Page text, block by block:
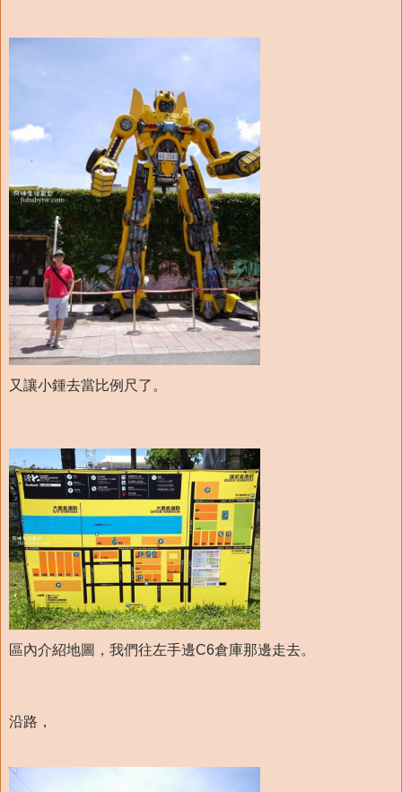
又讓小鍾去當比例尺了。
區內介紹地圖，我們往左手邊C6倉庫那邊走去。
沿路，